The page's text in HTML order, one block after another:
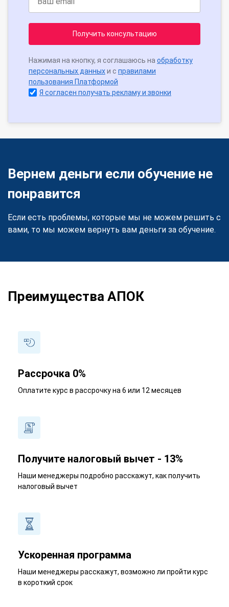
Получить консультацию
Нажимая на кнопку, я соглашаюсь на обработку
персональных данныхи с правилами
пользования Платформой
Я согласен получать рекламу и звонки
Вернем деньги если обучение не
понравится
Если есть проблемы, которые мы не можем решить с
вами, то мы можем вернуть вам деньги за обучение.
Преимущества АПОК
Рассрочка 0%
Оплатите курс в рассрочку на 6 или 12 месяцев
Получите налоговый вычет - 13%
Наши менеджеры подробно расскажут, как получить
налоговый вычет
Ускоренная программа
Наши менеджеры расскажут, возможно ли пройти курс
в короткий срок